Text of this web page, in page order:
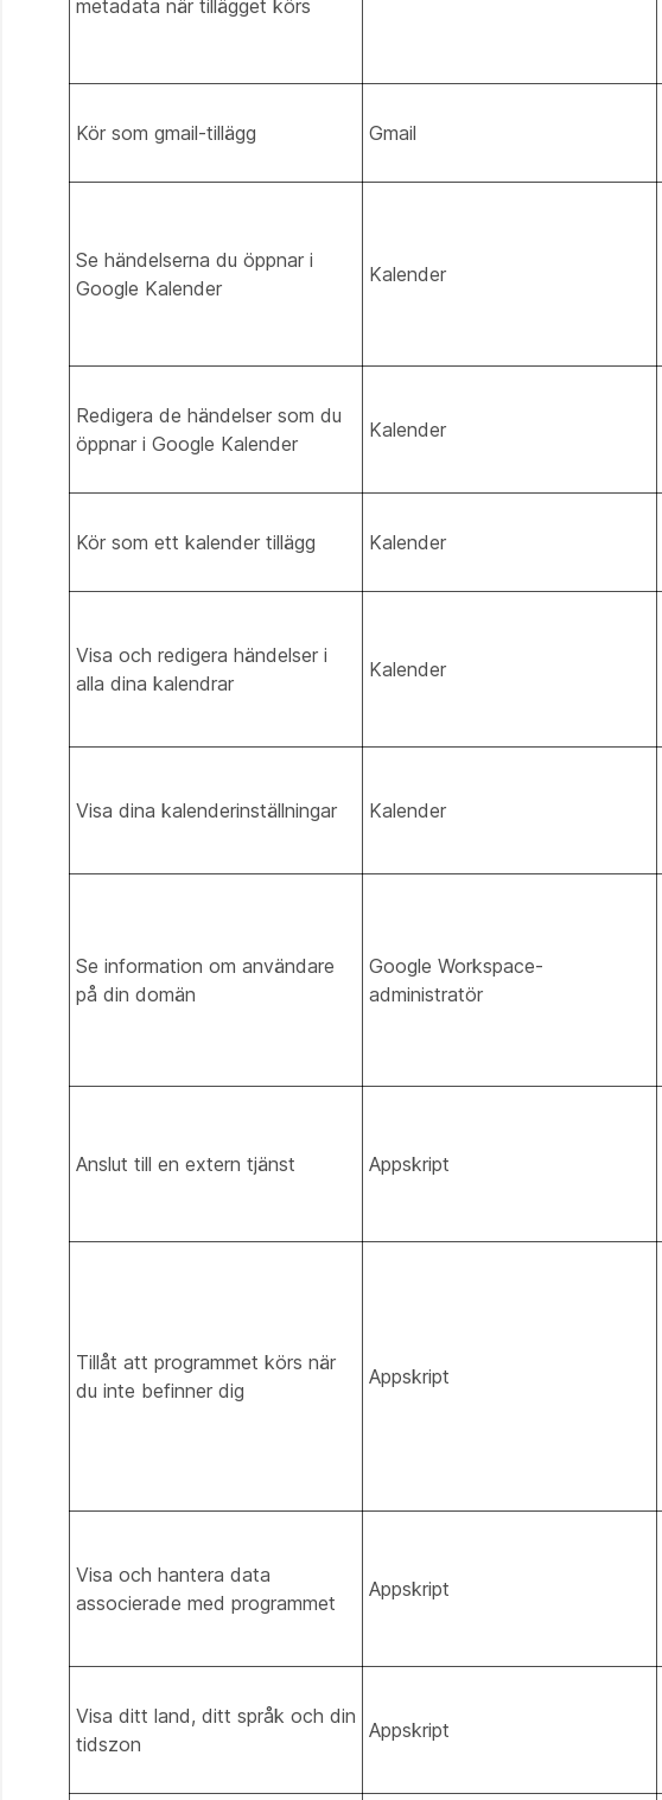
metadata när tillägget körs
Kör som gmail-tillägg Gmail
Se händelserna du öppnar i
Google Kalender
Kalender
Redigera de händelser som du
öppnar i Google Kalender
Kalender
Kör som ett kalender tillägg Kalender
Visa och redigera händelser i
alla dina kalendrar
Kalender
Visa dina kalenderinställningar Kalender
Se information om användare
på din domän
Google Workspace-
administratör
Anslut till en extern tjänst Appskript
Tillåt att programmet körs när
du inte befinner dig
Appskript
Visa och hantera data
associerade med programmet
Appskript
Visa ditt land, ditt språk och din
tidszon
Appskript